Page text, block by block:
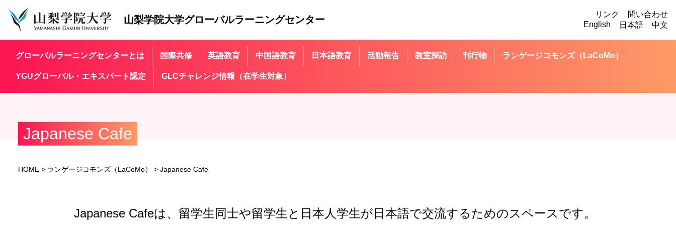
山梨学院大学グローバルラーニングセンター
リンク
問い合わせ
English
日本語 中文
グローバルラーニングセンターとは 国際共修 英語教育 中国語教育 日本語教育 活動報告 教室探訪 刊行物 ランゲージコモンズ（LaCoMo）
YGUグローバル・エキスパート認定 GLCチャレンジ情報（在学生対象）
Japanese Cafe
HOME> ランゲージコモンズ（LaCoMo） > Japanese Cafe
Japanese Cafeは、留学生同士や留学生と日本人学生が日本語で交流するためのスペースです。